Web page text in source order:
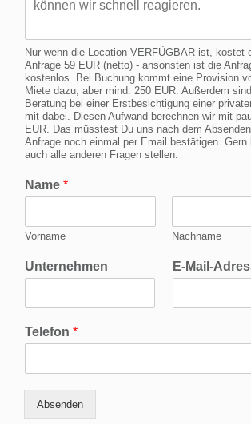
Nur wenn die Location VERFÜGBAR ist, kostet
Anfrage 59 EUR (netto) - ansonsten ist die
kostenlos. Bei Buchung kommt eine Provision
Miete dazu, aber mind. 250 EUR. Außerdem
Beratung bei einer Erstbesichtigung einer
mit dabei. Diesen Aufwand berechnen wir mit
EUR. Das müsstest Du uns nach dem
Anfrage noch einmal per Email bestätigen. Gern
auch alle anderen Fragen stellen.
Name *
Vorname Nachname
Unternehmen E-Mail-
Telefon *
Absenden